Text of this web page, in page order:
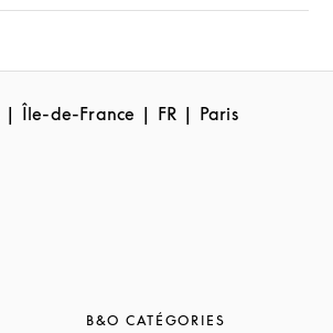
Île-de-France FR Paris
B&O CATÉGORIES